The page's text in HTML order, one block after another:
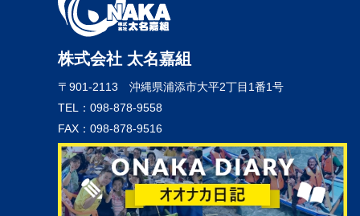
株式会社 太名嘉組
〒901-2113 沖縄県浦添市大平2丁目1番1号
TEL：098-878-9558
FAX：098-878-9516